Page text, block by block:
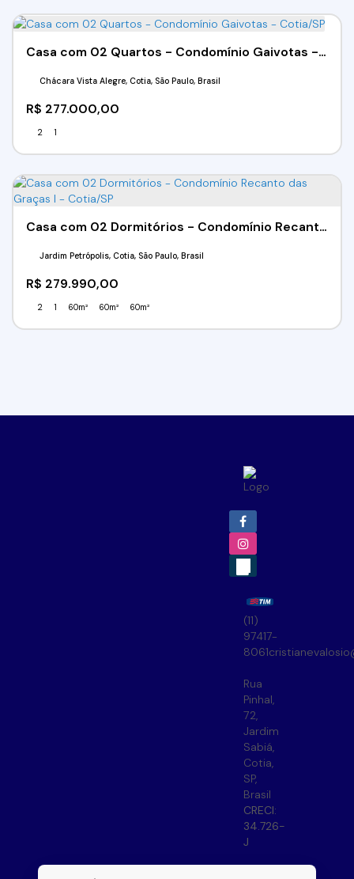
Casa com 02 Quartos - Condomínio Gaivotas - Cotia/SP
R$ 277.000,00
Chácara Vista Alegre, Cotia, São Paulo, Brasil
2 1
Casa com 02 Dormitórios - Condomínio Recanto das Graças I - Cotia/SP
R$ 279.990,00
Jardim Petrópolis, Cotia, São Paulo, Brasil
2 1 60m² 60m² 60m²
(11)
97417-
8061
Rua
Pinhal,
72,
Jardim
Sabiá,
Cotia,
SP,
Brasil
CRECI:
34.726-
J